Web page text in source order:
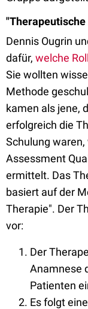
Dennis Ougrin
dafür, welche
Sie wollten
Methode
kamen als jene,
erfolgreich die
Schulung
Assessment
ermittelt. Das
basiert auf der
Therapie". Der
vor:
Der
Anamnese
Patienten
Es folgt